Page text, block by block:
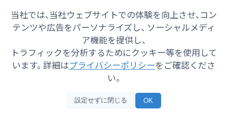
当社では、当社ウェブサイトでの体験を向上させ、コン
テンツや広告をパーソナライズし、 ソーシャルメディ
ア機能を提供し、
トラフィックを分析するためにクッキー等を使用して
います。 詳細はプライバシーポリシーをご確認くださ
い。
設定せずに閉じる OK
Copyright© 2025 SHIZUOKA TELECASTING Co.,Ltd.
All Rights Reserved.